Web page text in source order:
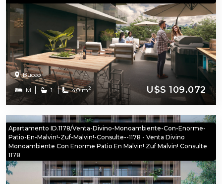
Buceo
M 1 40 m2 U$S 109.072
Apartamento ID.1178/Venta-Divino-Monoambiente-Con-Enorme-
Patio-En-Malvin!-Zuf-Malvin!-Consulte--1178 - Venta Divino
Monoambiente Con Enorme Patio En Malvin! Zuf Malvin! Consulte
1178